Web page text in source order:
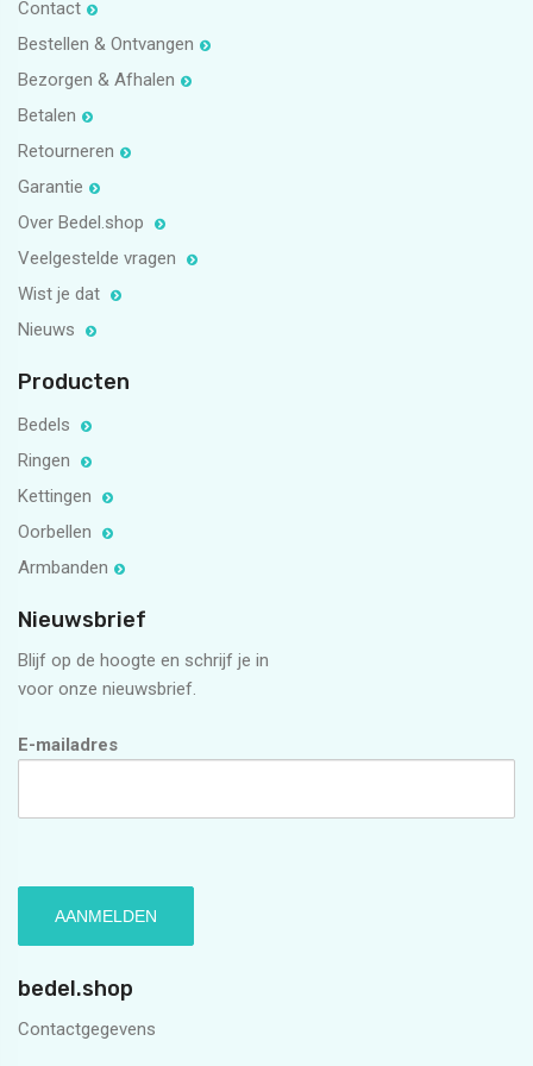
Contact
Bestellen & Ontvangen
Bezorgen & Afhalen
Betalen
Retourneren
Garantie
Over Bedel.shop
Veelgestelde vragen
Wist je dat
Nieuws
Producten
Bedels
Ringen
Kettingen
Oorbellen
Armbanden
Nieuwsbrief
Blijf op de hoogte en schrijf je in
voor onze nieuwsbrief.
E-mailadres
bedel.shop
Contactgegevens